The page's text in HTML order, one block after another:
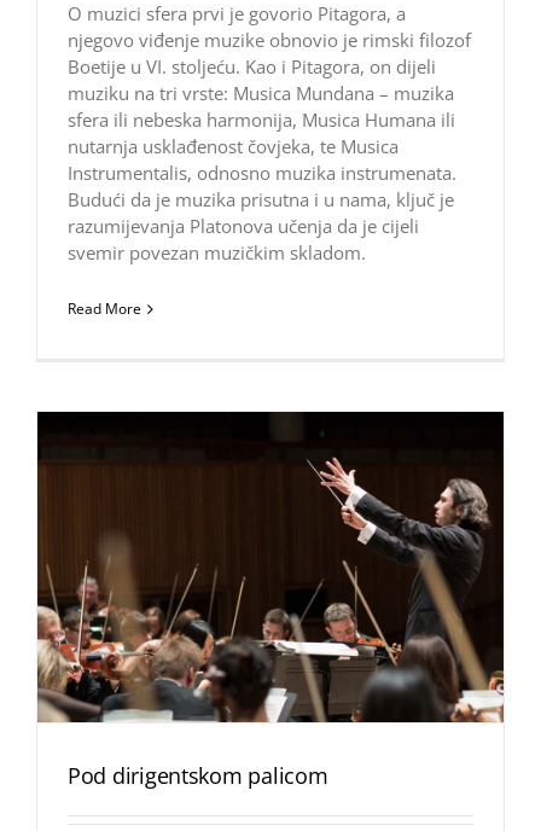
O muzici sfera prvi je govorio Pitagora, a
njegovo viđenje muzike obnovio je rimski filozof
Boetije u VI. stoljeću. Kao i Pitagora, on dijeli
muziku na tri vrste: Musica Mundana – muzika
sfera ili nebeska harmonija, Musica Humana ili
nutarnja usklađenost čovjeka, te Musica
Instrumentalis, odnosno muzika instrumenata.
Budući da je muzika prisutna i u nama, ključ je
razumijevanja Platonova učenja da je cijeli
svemir povezan muzičkim skladom.
Read More
Pod dirigentskom palicom